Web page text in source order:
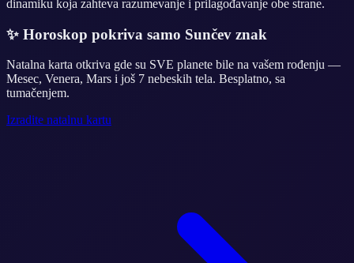
dinamiku koja zahteva razumevanje i prilagođavanje obe strane.
✨ Horoskop pokriva samo Sunčev znak
Natalna karta otkriva gde su SVE planete bile na vašem rođenju —
Mesec, Venera, Mars i još 7 nebeskih tela. Besplatno, sa
tumačenjem.
Izradite natalnu kartu